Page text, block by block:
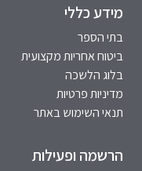
מידע כללי
בתי הספר
ביטוח אחריות מקצועית
בלוג הלשכה
מדיניות פרטיות
תנאי השימוש באתר
הרשמה ופעילות